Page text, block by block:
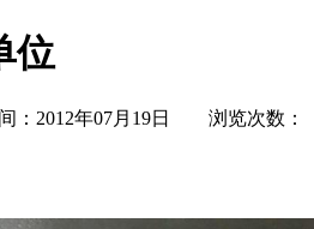
位
2012年07月19日 浏览次数：